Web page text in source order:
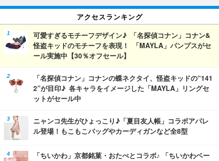
アクセスランキング
可愛すぎるモチーフデザイン♪ 「名探偵コナン」コナン&
怪盗キッドのモチーフを表現！ 「MAYLA」パンプスがセ
ール実施中【30％オフセール】
「名探偵コナン」コナンの蝶ネクタイ、怪盗キッドの“141
2”が目印♪ 各キャラをイメージした「MAYLA」リングセ
ットがセール中
ニャンコ先生がひょっこり♪「夏目友人帳」コラボアパレ
ル登場！もこもこバッグやカーディガンなど全8型
「ちいかわ」京都銘菓・おたべとコラボ♪ 「ちいかわベー